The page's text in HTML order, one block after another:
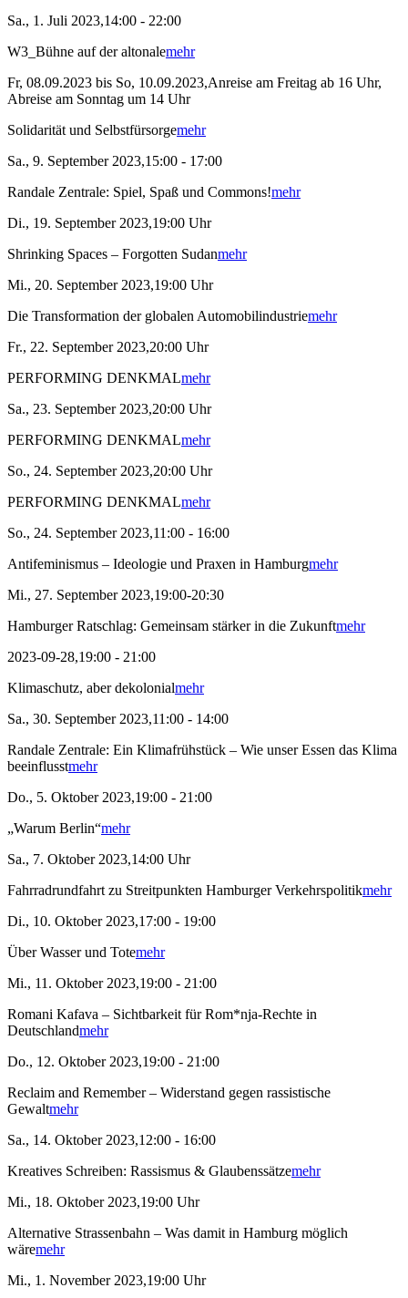
Sa., 1. Juli 2023,14:00 - 22:00
W3_Bühne auf der altonalemehr
Fr, 08.09.2023 bis So, 10.09.2023,Anreise am Freitag ab 16 Uhr,
Abreise am Sonntag um 14 Uhr
Solidarität und Selbstfürsorgemehr
Sa., 9. September 2023,15:00 - 17:00
Randale Zentrale: Spiel, Spaß und Commons!mehr
Di., 19. September 2023,19:00 Uhr
Shrinking Spaces – Forgotten Sudanmehr
Mi., 20. September 2023,19:00 Uhr
Die Transformation der globalen Automobilindustriemehr
Fr., 22. September 2023,20:00 Uhr
PERFORMING DENKMALmehr
Sa., 23. September 2023,20:00 Uhr
PERFORMING DENKMALmehr
So., 24. September 2023,20:00 Uhr
PERFORMING DENKMALmehr
So., 24. September 2023,11:00 - 16:00
Antifeminismus – Ideologie und Praxen in Hamburgmehr
Mi., 27. September 2023,19:00-20:30
Hamburger Ratschlag: Gemeinsam stärker in die Zukunftmehr
2023-09-28,19:00 - 21:00
Klimaschutz, aber dekolonialmehr
Sa., 30. September 2023,11:00 - 14:00
Randale Zentrale: Ein Klimafrühstück – Wie unser Essen das Klima
beeinflusstmehr
Do., 5. Oktober 2023,19:00 - 21:00
„Warum Berlin“mehr
Sa., 7. Oktober 2023,14:00 Uhr
Fahrradrundfahrt zu Streitpunkten Hamburger Verkehrspolitikmehr
Di., 10. Oktober 2023,17:00 - 19:00
Über Wasser und Totemehr
Mi., 11. Oktober 2023,19:00 - 21:00
Romani Kafava – Sichtbarkeit für Rom*nja-Rechte in
Deutschlandmehr
Do., 12. Oktober 2023,19:00 - 21:00
Reclaim and Remember – Widerstand gegen rassistische
Gewaltmehr
Sa., 14. Oktober 2023,12:00 - 16:00
Kreatives Schreiben: Rassismus & Glaubenssätzemehr
Mi., 18. Oktober 2023,19:00 Uhr
Alternative Strassenbahn – Was damit in Hamburg möglich
wäremehr
Mi., 1. November 2023,19:00 Uhr